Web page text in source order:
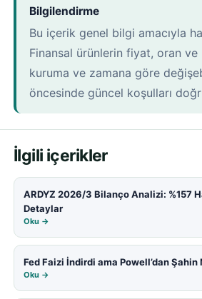
Bilgilendirme
Bu içerik genel bilgi amacıyla
Finansal ürünlerin fiyat, oran ve
kuruma ve zamana göre
öncesinde güncel koşulları
İlgili içerikler
ARDYZ 2026/3 Bilanço Analizi: %157
Detaylar
Oku →
Fed Faizi İndirdi ama Powell’dan
Oku →